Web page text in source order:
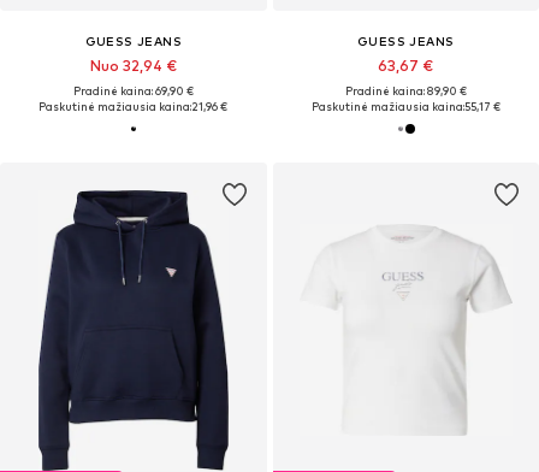
GUESS JEANS
Nuo 32,94 €
Pradinė kaina: 69,90 €
Paskutinė mažiausia kaina:21,96 €
GUESS JEANS
63,67 €
Pradinė kaina: 89,90 €
Paskutinė mažiausia kaina:55,17 €